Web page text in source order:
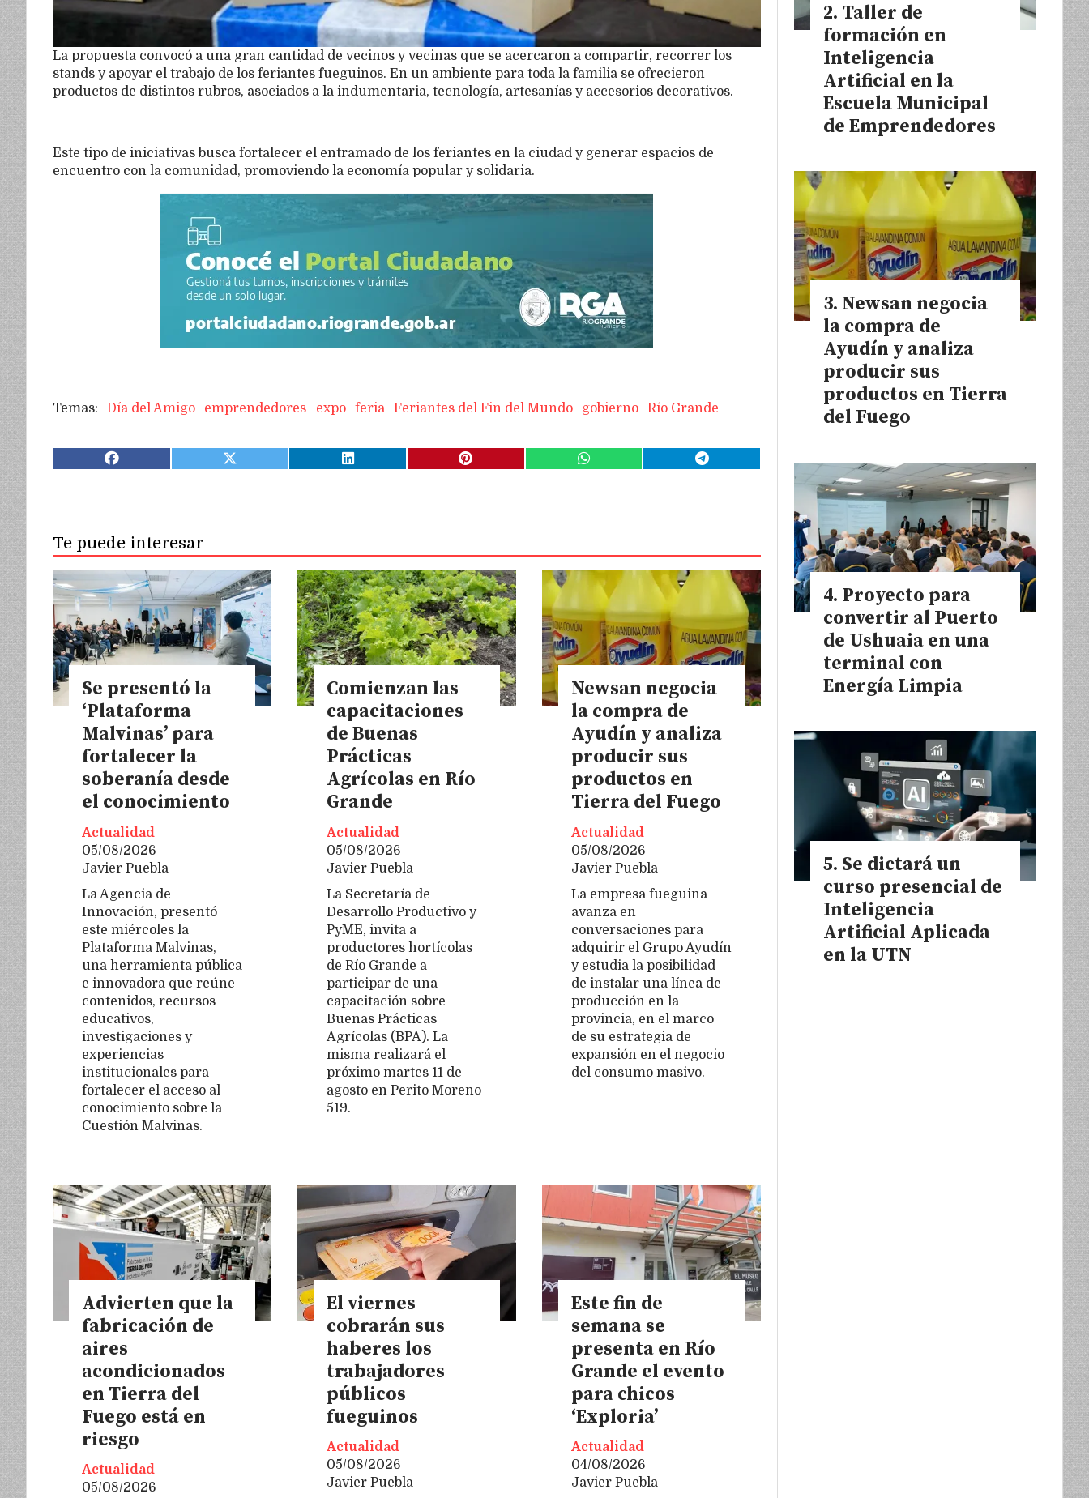
La propuesta convocó a una gran cantidad de vecinos y vecinas que se acercaron a compartir, recorrer los
stands y apoyar el trabajo de los feriantes fueguinos. En un ambiente para toda la familia se ofrecieron
productos de distintos rubros, asociados a la indumentaria, tecnología, artesanías y accesorios decorativos.
Este tipo de iniciativas busca fortalecer el entramado de los feriantes en la ciudad y generar espacios de
encuentro con la comunidad, promoviendo la economía popular y solidaria.
Día del Amigo emprendedores expo feria Feriantes del Fin del Mundo gobierno Río Grande
Te puede interesar
Se presentó la
‘Plataforma
Malvinas’ para
fortalecer la
soberanía desde
el conocimiento
Javier Puebla
Actualidad
05/08/2026
La Agencia de
Innovación, presentó
este miércoles la
Plataforma Malvinas,
una herramienta pública
e innovadora que reúne
contenidos, recursos
educativos,
investigaciones y
experiencias
institucionales para
fortalecer el acceso al
conocimiento sobre la
Cuestión Malvinas.
Comienzan las
capacitaciones
de Buenas
Prácticas
Agrícolas en Río
Grande
Javier Puebla
Actualidad
05/08/2026
La Secretaría de
Desarrollo Productivo y
PyME, invita a
productores hortícolas
de Río Grande a
participar de una
capacitación sobre
Buenas Prácticas
Agrícolas (BPA). La
misma realizará el
próximo martes 11 de
agosto en Perito Moreno
519.
Newsan negocia
la compra de
Ayudín y analiza
producir sus
productos en
Tierra del Fuego
Javier Puebla
Actualidad
05/08/2026
La empresa fueguina
avanza en
conversaciones para
adquirir el Grupo Ayudín
y estudia la posibilidad
de instalar una línea de
producción en la
provincia, en el marco
de su estrategia de
expansión en el negocio
del consumo masivo.
Advierten que la
fabricación de
aires
acondicionados
en Tierra del
Fuego está en
riesgo
Actualidad
05/08/2026
El viernes
cobrarán sus
haberes los
trabajadores
públicos
fueguinos
Javier Puebla
Actualidad
05/08/2026
Este fin de
semana se
presenta en Río
Grande el evento
para chicos
‘Exploria’
Javier Puebla
Actualidad
04/08/2026
Taller de
formación en
Inteligencia
Artificial en la
Escuela Municipal
de Emprendedores
Newsan negocia
la compra de
Ayudín y analiza
producir sus
productos en Tierra
del Fuego
Proyecto para
convertir al Puerto
de Ushuaia en una
terminal con
Energía Limpia
Se dictará un
curso presencial de
Inteligencia
Artificial Aplicada
en la UTN